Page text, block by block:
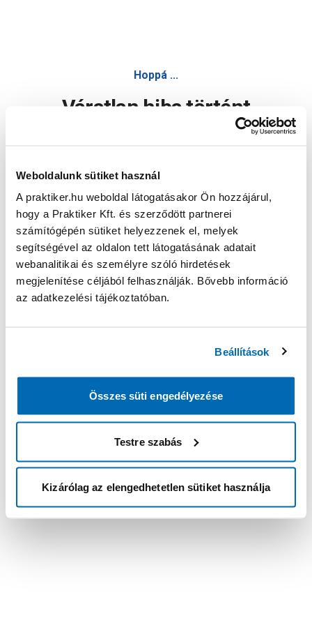
Weboldalunk sütiket használ
A praktiker.hu weboldal látogatásakor Ön hozzájárul,
hogy a Praktiker Kft. és szerződött partnerei
számítógépén sütiket helyezzenek el, melyek
segítségével az oldalon tett látogatásának adatait
webanalitikai és személyre szóló hirdetések
megjelenítése céljából felhasználják. Bővebb információ
az adatkezelési tájékoztatóban.
Beállítások
Összes süti engedélyezése
Testre szabás
Kizárólag az elengedhetetlen sütiket használja
Hoppá ...
Váratlan hiba történt
Oldal újratöltése